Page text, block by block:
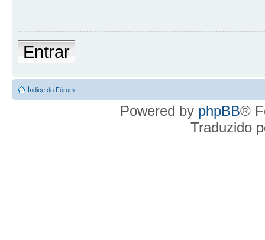
Entrar
Índice do Fórum
Powered by phpBB®
Traduzido